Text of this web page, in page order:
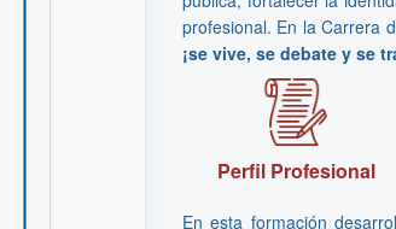
profesional. En la Carrera
¡se vive, se debate y se
Perfil Profesional
En esta formación